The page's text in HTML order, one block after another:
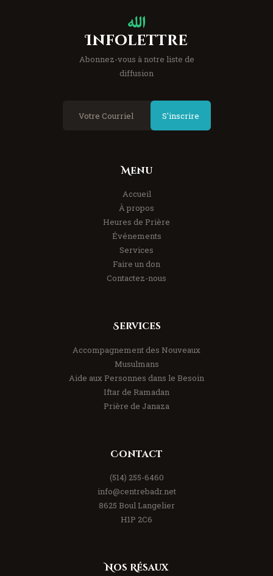
Infolettre
Abonnez-vous à notre liste de
diffusion
S'inscrire
Menu
Accueil
À propos
Heures de Prière
Événements
Services
Faire un don
Contactez-nous
Services
Accompagnement des Nouveaux
Musulmans
Aide aux Personnes dans le Besoin
Iftar de Ramadan
Prière de Janaza
Contact
(514) 255-6460
info@centrebadr.net
8625 Boul Langelier
H1P 2C6
Nos Résaux